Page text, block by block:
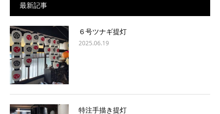
最新記事
６号ツナギ提灯
2025.06.19
特注手描き提灯